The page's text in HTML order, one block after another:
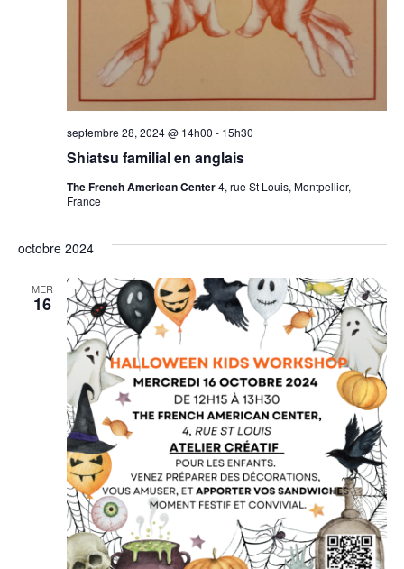
Shiatsu familial en anglais
septembre 28, 2024 @ 14h00 - 15h30
The French American Center4, rue St Louis, Montpellier,
France
octobre 2024
MER
16